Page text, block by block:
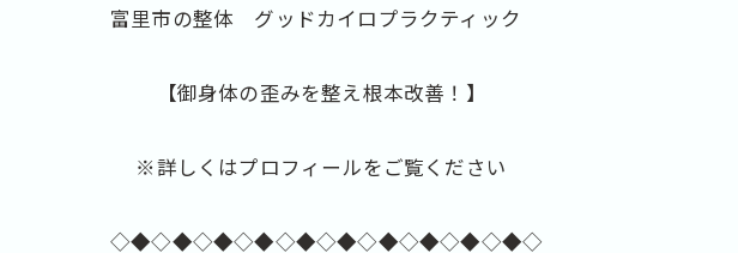
富里市の整体 グッドカイロプラクティック
【御身体の歪みを整え根本改善！】
※詳しくはプロフィールをご覧ください
◇◆◇◆◇◆◇◆◇◆◇◆◇◆◇◆◇◆◇◆◇